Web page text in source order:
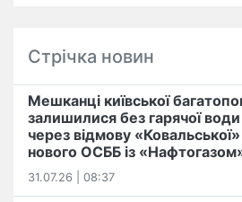
Стрічка новин
Мешканці київської
залишилися без гарячої
через відмову
нового ОСББ із
31.07.26 | 08:37